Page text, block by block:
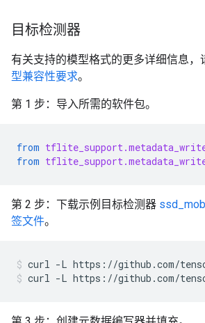
目标检测器
有关支持的模型格式的更多详细信息，
型兼容性要求。
第 1 步：导入所需的软件包。
from
from
第 2 步：下载示例目标检测器
签文件。
curl -L https://github.com/
curl -L https://github.com/